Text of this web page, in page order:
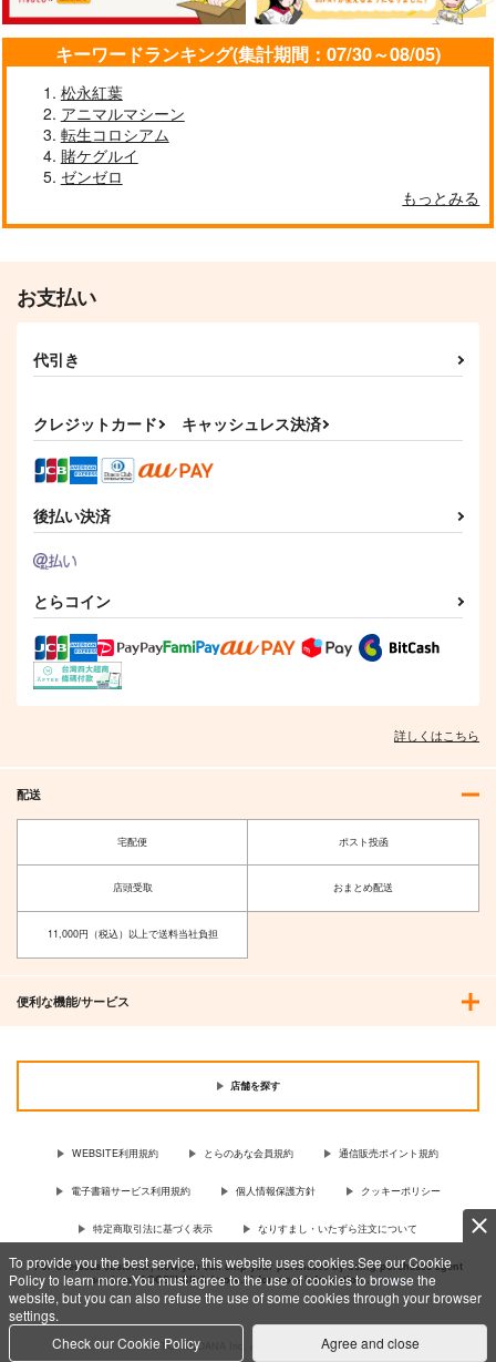
To provide you the best service, this website uses cookies.See our Cookie
Policy to learn more.You must agree to the use of cookies to browse the
website, but you can also refuse the use of some cookies through your browser
settings.
Check our Cookie Policy
Agree and close
インゴクダンチ NEEDY GIRL OVERDOSE
「超かぐや姫！」Blu-ray
(CD)New World Carni
val ～いざ魅惑の大海
原へ～(初回限定盤A)
ユニバーサル ミュー
5,000
「HE★VENS SENSA
キーワードランキング(集計期間：07/30～08/05)
松永紅葉
アニマルマシーン
転生コロシアム
賭ケグルイ
ゼンゼロ
もっとみる
お支払い
代引き
クレジットカード キャッシュレス決済
後払い決済
とらコイン
詳しくはこちら
配送
宅配便 ポスト投函
店頭受取 おまとめ配送
11,000円（税込）以上で送料当社負担
便利な機能/サービス
店舗を探す
WEBSITE利用規約 とらのあな会員規約 通信販売ポイント規約
電子書籍サービス利用規約 個人情報保護方針 クッキーポリシー
特定商取引法に基づく表示 なりすまし・いたずら注文について
For Overseas customer, now you can ship your purchases by using purchases agent
services “AOCS”! Click {more…} for more information …more
c TORANOANA Inc, All Rights Reserved.